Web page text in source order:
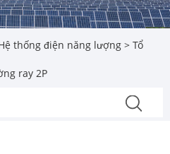
thống điện năng lượng > Tổ
ray 2P